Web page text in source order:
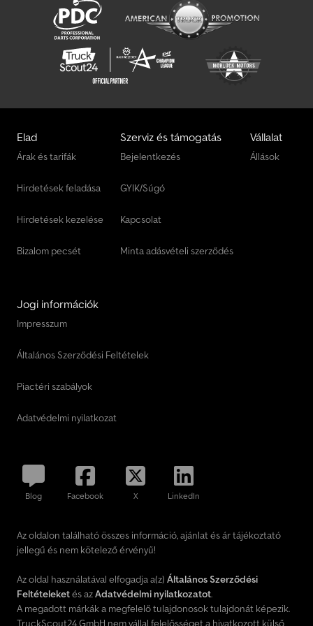
Elad
Árak és tarifák
Hirdetések feladása
Hirdetések kezelése
Bizalom pecsét
Szerviz és támogatás
Bejelentkezés
GYIK/Súgó
Kapcsolat
Minta adásvételi szerződés
Vállalat
Állások
Jogi információk
Impresszum
Általános Szerződési Feltételek
Piactéri szabályok
Adatvédelmi nyilatkozat
Blog Facebook X LinkedIn
Az oldalon található összes információ, ajánlat és ár tájékoztató
jellegű és nem kötelező érvényű!
Az oldal használatával elfogadja a(z) Általános Szerződési
Feltételeketés azAdatvédelmi nyilatkozatot.
A megadott márkák a megfelelő tulajdonosok tulajdonát képezik.
TruckScout24 GmbH nem vállal felelősséget a hivatkozott külső